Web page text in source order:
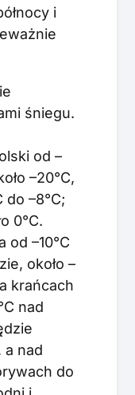
i
śniegu.
od –
–20°C,
do –8°C;
0°C.
od –10°C
około –
krańcach
nad
a nad
do